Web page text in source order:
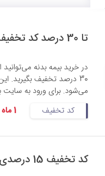
تا 30 درصد کد تخفیف بیمه بدنه بیمه دات کام
در خرید بیمه بدنه
30 درصد تخفیف بگیرید. این
می‌شود. برای ورود به سایت
کد تخفیف
1 ماه بعد
کد تخفیف 15 درصدی بیمه تکمیلی درمان بیمه دات کام